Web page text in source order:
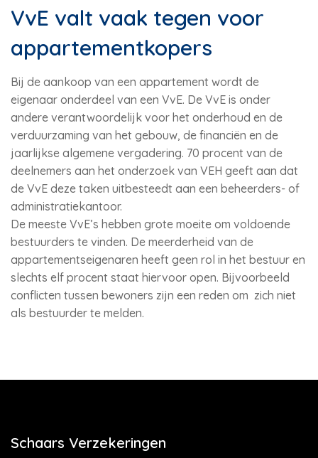
VvE valt vaak tegen voor
appartementkopers
Bij de aankoop van een appartement wordt de
eigenaar onderdeel van een VvE. De VvE is onder
andere verantwoordelijk voor het onderhoud en de
verduurzaming van het gebouw, de financiën en de
jaarlijkse algemene vergadering. 70 procent van de
deelnemers aan het onderzoek van VEH geeft aan dat
de VvE deze taken uitbesteedt aan een beheerders- of
administratiekantoor.
De meeste VvE’s hebben grote moeite om voldoende
bestuurders te vinden. De meerderheid van de
appartementseigenaren heeft geen rol in het bestuur en
slechts elf procent staat hiervoor open. Bijvoorbeeld
conflicten tussen bewoners zijn een reden om zich niet
als bestuurder te melden.
Schaars Verzekeringen